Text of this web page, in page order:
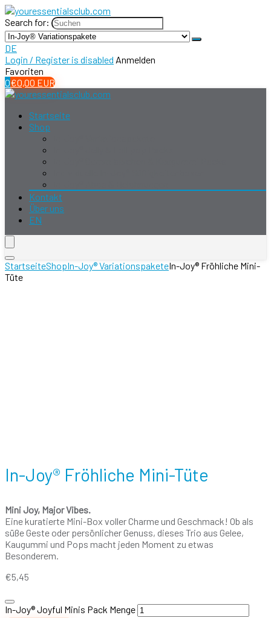
Search for:
DE
Login / Register is disabled Anmelden
Favoriten
0€0,00 EUR
Startseite
Shop
Kontakt
Über uns
EN
StartseiteShopIn-Joy® VariationspaketeIn-Joy® Fröhliche Mini-
Tüte
In-Joy® Fröhliche Mini-Tüte
Mini Joy, Major Vibes.
Eine kuratierte Mini-Box voller Charme und Geschmack! Ob als
süße Geste oder persönlicher Genuss, dieses Trio aus Gelee,
Kaugummi und Pops macht jeden Moment zu etwas
Besonderem.
€5,45
In-Joy® Joyful Minis Pack Menge